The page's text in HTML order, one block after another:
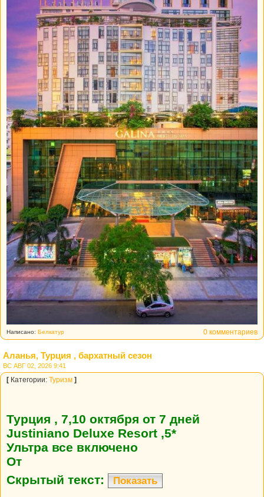
0 комментариев
Написано: Белкатур
Аланья, Турция , бархатный сезон
ВС АВГ 02, 2026 9:41
[ Категории: Туризм ]
Турция , 7,10 октября от 7 дней
Justiniano Deluxe Resort ,5*
Ультра все включено
От
Скрытый текст:
Показать